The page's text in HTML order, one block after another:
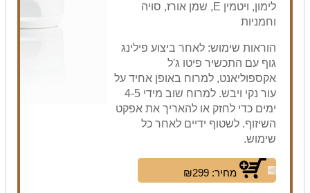
לימון, ויטמין E, שמן אורז, סויה
וחמניות
הוראות שימוש: לאחר ביצוע פילינג
גוף עם התכשיר פיטו ג'ל
אקספוליאנט, למרוח באופן אחיד על
עור נקי ויבש. למרוח שוב מידי 4-5
ימים כדי לחזק או להאריך את אפקט
השיזוף. לשטוף ידיים לאחר כל
שימוש.
מחיר: ₪299